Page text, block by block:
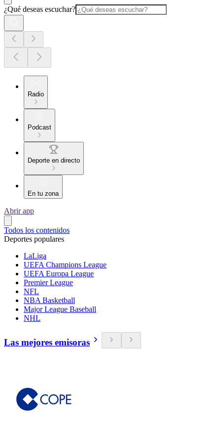
¿Qué deseas escuchar?
Radio
Podcast
Deporte en directo
En tu zona
Abrir app
Todos los contenidos
Deportes populares
LaLiga
UEFA Champions League
UEFA Europa League
Premier League
NFL
NBA Basketball
Major League Baseball
NHL
Las mejores emisoras